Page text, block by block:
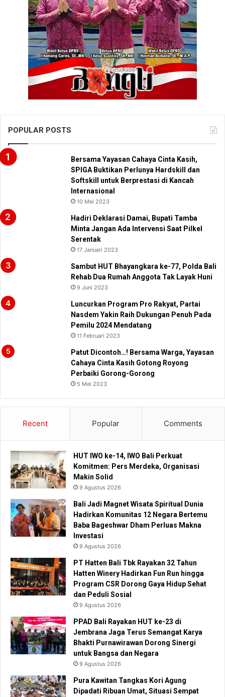
POPULAR POSTS
Bersama Yayasan Cahaya Cinta Kasih,
SPIGA Buktikan Perlunya Hardskill dan
Softskill untuk Berprestasi di Kancah
Internasional
10 Mei 2023
Hadiri Deklarasi Damai, Bupati Tamba
Minta Jangan Ada Intervensi Saat Pilkel
Serentak
17 Januari 2023
Sambut HUT Bhayangkara ke-77, Polda Bali
Rehab Dua Rumah Anggota Tak Layak Huni
9 Juni 2023
Luncurkan Program Pro Rakyat, Partai
Nasdem Yakin Raih Dukungan Penuh Pada
Pemilu 2024 Mendatang
11 Februari 2023
Patut Dicontoh…! Bersama Warga, Yayasan
Cahaya Cinta Kasih Gotong Royong
Perbaiki Gorong-Gorong
5 Mei 2023
Recent Popular Comments
HUT IWO ke-14, IWO Bali Perkuat
Komitmen: Pers Merdeka, Organisasi
Makin Solid
9 Agustus 2026
Bali Jadi Magnet Wisata Spiritual Dunia
Hadirkan Komunitas 12 Negara Bertemu
Baba Bageshwar Dham Perluas Makna
Investasi
9 Agustus 2026
PT Hatten Bali Tbk Rayakan 32 Tahun
Hatten Winery Hadirkan Fun Run hingga
Program CSR Dorong Gaya Hidup Sehat
dan Peduli Sosial
9 Agustus 2026
PPAD Bali Rayakan HUT ke-23 di
Jembrana Jaga Terus Semangat Karya
Bhakti Purnawirawan Dorong Sinergi
untuk Bangsa dan Negara
9 Agustus 2026
Pura Kawitan Tangkas Kori Agung
Dipadati Ribuan Umat, Situasi Sempat